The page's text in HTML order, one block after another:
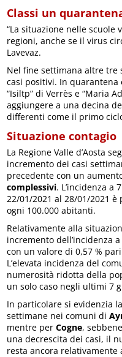
Classi un
“La situazione nelle
regioni, anche se il virus
Lavevaz.
Nel fine settimana altre tre
casi positivi. In quarantena
“Isiltp” di Verrès e “Maria
aggiungere a una decina
differenti come il primo
Situazione contagio
La Regione Valle d’Aosta
incremento dei casi
precedente con un
complessivi. L’incidenza a
22/01/2021 al 28/01/2021 è
ogni 100.000 abitanti.
Relativamente alla
incremento dell’incidenza
con un valore di 0,57 %
L’elevata incidenza del
numerosità ridotta della
un solo caso negli ultimi 7
In particolare si evidenzia
settimane nei comuni di
mentre perCogne,
una decrescita dei casi, il
resta ancora relativamente